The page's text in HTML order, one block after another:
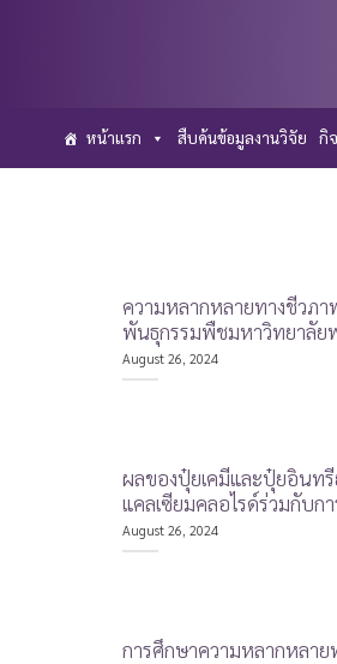
หน้าแรก สืบค้นข้อมูลงานวิจัย กิ
ความหลากหลายทางชีวภ
พันธุกรรมพืชมหาวิทยาลัยพ
August 26, 2024
ผลของปุ๋ยเคมีและปุ๋ยอินท
แคลเซียมคลอไรด์ร่วมกับก
August 26, 2024
การศึกษาความหลากหลา